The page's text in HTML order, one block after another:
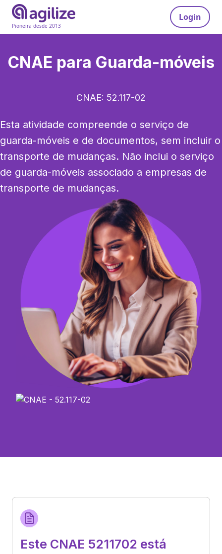
Pioneira desde 2013
Login
CNAE para Guarda-móveis
CNAE: 52.117-02
Esta atividade compreende o serviço de
guarda-móveis e de documentos, sem incluir o
transporte de mudanças. Não inclui o serviço
de guarda-móveis associado a empresas de
transporte de mudanças.
Este CNAE 5211702 está